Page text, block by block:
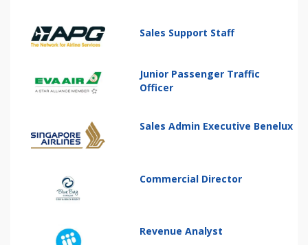
Sales Support Staff
Junior Passenger Traffic
Officer
Sales Admin Executive Benelux
Commercial Director
Revenue Analyst